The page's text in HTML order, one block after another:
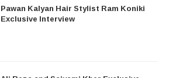
Pawan Kalyan Hair Stylist Ram Koniki
Exclusive Interview